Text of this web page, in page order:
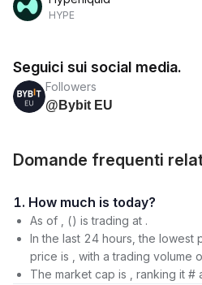
HYPE
Seguici sui social media.
Followers
@Bybit EU
Domande frequenti
1. How much is today?
As of , () is trading at .
In the last 24 hours, the lowest
price is , with a trading volume
The market cap is , ranking it #